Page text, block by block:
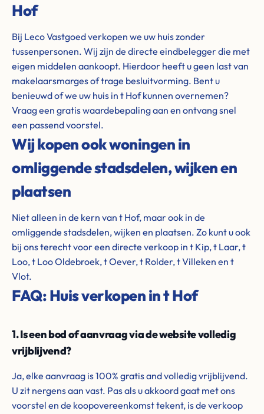
Hof
Bij Leco Vastgoed verkopen we uw huis zonder
tussenpersonen. Wij zijn de directe eindbelegger die met
eigen middelen aankoopt. Hierdoor heeft u geen last van
makelaarsmarges of trage besluitvorming. Bent u
benieuwd of we uw huis in t Hof kunnen overnemen?
Vraag een gratis waardebepaling aan en ontvang snel
een passend voorstel.
Wij kopen ook woningen in
omliggende stadsdelen, wijken en
plaatsen
Niet alleen in de kern van t Hof, maar ook in de
omliggende stadsdelen, wijken en plaatsen. Zo kunt u ook
bij ons terecht voor een directe verkoop in t Kip, t Laar, t
Loo, t Loo Oldebroek, t Oever, t Rolder, t Villeken en t
Vlot.
FAQ: Huis verkopen in t Hof
1. Is een bod of aanvraag via de website volledig
vrijblijvend?
Ja, elke aanvraag is 100% gratis and volledig vrijblijvend.
U zit nergens aan vast. Pas als u akkoord gaat met ons
voorstel en de koopovereenkomst tekent, is de verkoop